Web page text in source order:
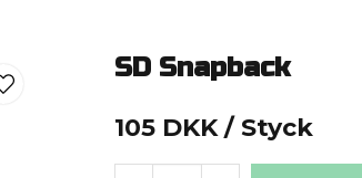
SD Snapback
105 DKK / Styck